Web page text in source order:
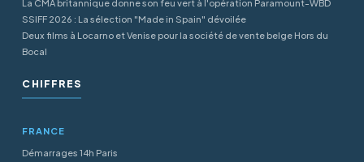
La CMA britannique donne son feu vert à l'opération Paramount-WBD
SSIFF 2026 : La sélection "Made in Spain" dévoilée
Deux films à Locarno et Venise pour la société de vente belge Hors du
Bocal
CHIFFRES
FRANCE
Démarrages 14h Paris